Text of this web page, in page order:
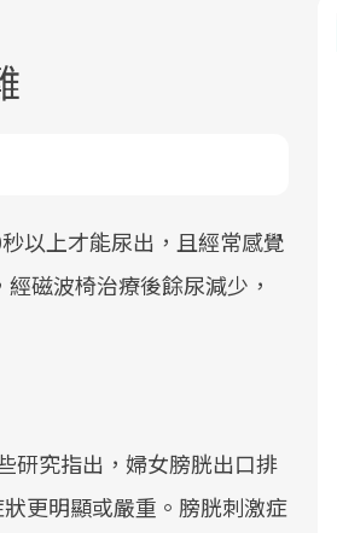
以上才能尿出，且經常感覺
磁波椅治療後餘尿減少，
研究指出，婦女膀胱出口排
更明顯或嚴重。膀胱刺激症
社會的浪潮，台灣正在快速
務，更是民眾了解自身健康
健康管理的重要起點。
到良醫生活祭體驗「一站式
從「換季的身體變化」出